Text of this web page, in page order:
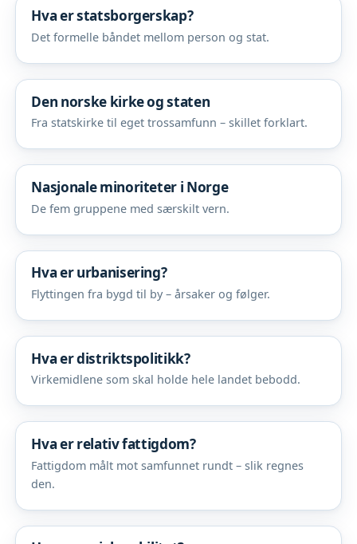
Hva er statsborgerskap?
Det formelle båndet mellom person og stat.
Den norske kirke og staten
Fra statskirke til eget trossamfunn – skillet forklart.
Nasjonale minoriteter i Norge
De fem gruppene med særskilt vern.
Hva er urbanisering?
Flyttingen fra bygd til by – årsaker og følger.
Hva er distriktspolitikk?
Virkemidlene som skal holde hele landet bebodd.
Hva er relativ fattigdom?
Fattigdom målt mot samfunnet rundt – slik regnes
den.